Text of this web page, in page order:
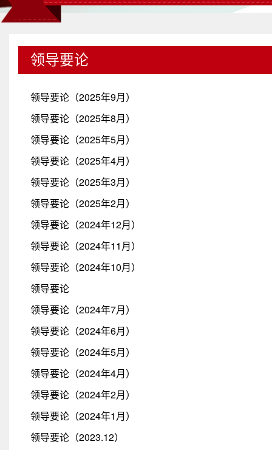
领导要论
领导要论（2025年9月）
领导要论（2025年8月）
领导要论（2025年5月）
领导要论（2025年4月）
领导要论（2025年3月）
领导要论（2025年2月）
领导要论（2024年12月）
领导要论（2024年11月）
领导要论（2024年10月）
领导要论
领导要论（2024年7月）
领导要论（2024年6月）
领导要论（2024年5月）
领导要论（2024年4月）
领导要论（2024年2月）
领导要论（2024年1月）
领导要论（2023.12）